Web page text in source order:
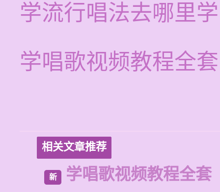
学流行唱法去哪里
学唱歌视频教程全套
相关文章推荐
新 学唱歌视频教程全套